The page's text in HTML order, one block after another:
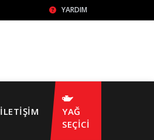
YARDIM
İLETIŞIM
YAĞ
SEÇİCİ